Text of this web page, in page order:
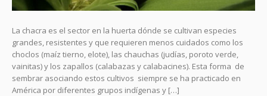
La chacra es el sector en la huerta dónde se cultivan especies
grandes, resistentes y que requieren menos cuidados como los
choclos (maíz tierno, elote), las chauchas (judías, poroto verde,
vainitas) y los zapallos (calabazas y calabacines). Esta forma de
sembrar asociando estos cultivos siempre se ha practicado en
América por diferentes grupos indígenas y […]